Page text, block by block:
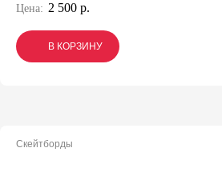
Цена: 2 500 р.
В КОРЗИНУ
В КОРЗИНУ
В КОРЗИНУ
Скейтборды